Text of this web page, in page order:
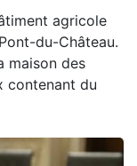
agricole
du-Château.
maison des
contenant du